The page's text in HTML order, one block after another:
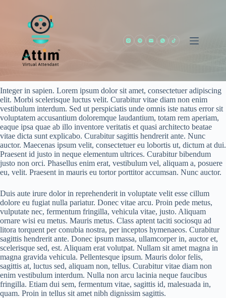
contenido
Aliquam erat volutpat
creative.nubyhrd@gmail.com
Category #2
Integer in sapien. Lorem ipsum dolor sit amet, consectetuer adipiscing
elit. Morbi scelerisque luctus velit. Curabitur vitae diam non enim
vestibulum interdum. Sed ut perspiciatis unde omnis iste natus error sit
voluptatem accusantium doloremque laudantium, totam rem aperiam,
eaque ipsa quae ab illo inventore veritatis et quasi architecto beatae
vitae dicta sunt explicabo. Curabitur sagittis hendrerit ante. Nunc
auctor. Maecenas ipsum velit, consectetuer eu lobortis ut, dictum at dui.
Praesent id justo in neque elementum ultrices. Curabitur bibendum
justo non orci. Phasellus enim erat, vestibulum vel, aliquam a, posuere
eu, velit. Praesent in mauris eu tortor porttitor accumsan. Nunc auctor.
Duis aute irure dolor in reprehenderit in voluptate velit esse cillum
dolore eu fugiat nulla pariatur. Donec vitae arcu. Proin pede metus,
vulputate nec, fermentum fringilla, vehicula vitae, justo. Aliquam
ornare wisi eu metus. Mauris metus. Class aptent taciti sociosqu ad
litora torquent per conubia nostra, per inceptos hymenaeos. Curabitur
sagittis hendrerit ante. Donec ipsum massa, ullamcorper in, auctor et,
scelerisque sed, est. Aliquam erat volutpat. Nullam sit amet magna in
magna gravida vehicula. Pellentesque ipsum. Mauris dolor felis,
sagittis at, luctus sed, aliquam non, tellus. Curabitur vitae diam non
enim vestibulum interdum. Nulla non arcu lacinia neque faucibus
fringilla. Etiam dui sem, fermentum vitae, sagittis id, malesuada in,
quam. Proin in tellus sit amet nibh dignissim sagittis.